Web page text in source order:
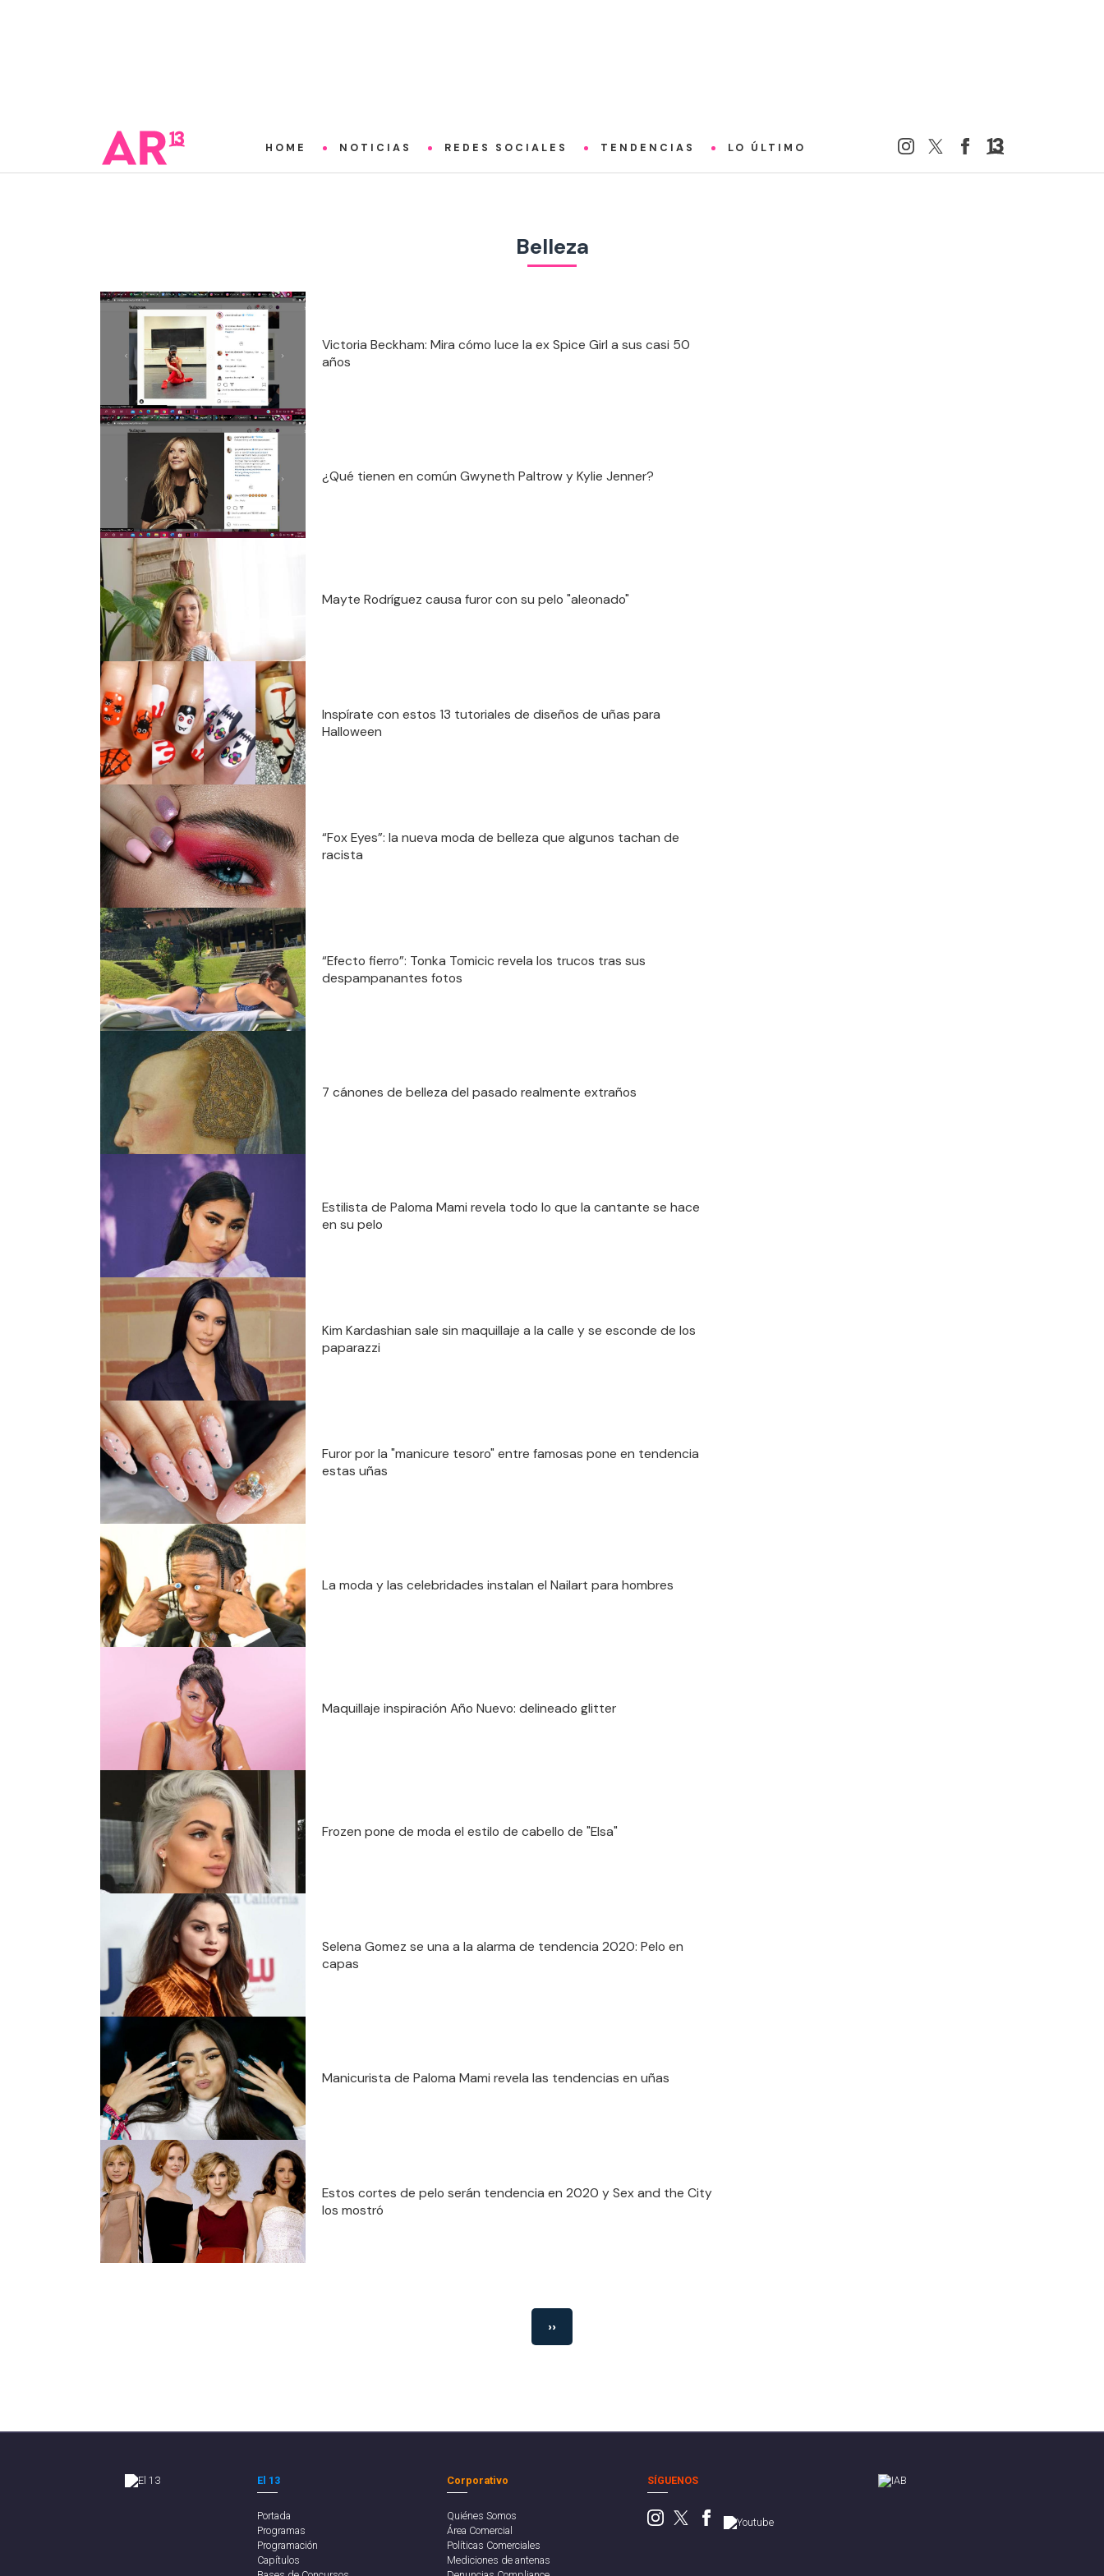
HOME NOTICIAS REDES SOCIALES TENDENCIAS LO ÚLTIMO
Belleza
Victoria Beckham: Mira cómo luce la ex Spice Girl a sus casi 50
años
¿Qué tienen en común Gwyneth Paltrow y Kylie Jenner?
Mayte Rodríguez causa furor con su pelo "aleonado"
Inspírate con estos 13 tutoriales de diseños de uñas para
Halloween
“Fox Eyes”: la nueva moda de belleza que algunos tachan de
racista
“Efecto fierro”: Tonka Tomicic revela los trucos tras sus
despampanantes fotos
7 cánones de belleza del pasado realmente extraños
Estilista de Paloma Mami revela todo lo que la cantante se hace
en su pelo
Kim Kardashian sale sin maquillaje a la calle y se esconde de los
paparazzi
Furor por la "manicure tesoro" entre famosas pone en tendencia
estas uñas
La moda y las celebridades instalan el Nailart para hombres
Maquillaje inspiración Año Nuevo: delineado glitter
Frozen pone de moda el estilo de cabello de "Elsa"
Selena Gomez se una a la alarma de tendencia 2020: Pelo en
capas
Manicurista de Paloma Mami revela las tendencias en uñas
Estos cortes de pelo serán tendencia en 2020 y Sex and the City
los mostró
››
El 13
Portada
Programas
Programación
Capítulos
Corporativo
Quiénes Somos
Área Comercial
Políticas Comerciales
Mediciones de antenas
SÍGUENOS